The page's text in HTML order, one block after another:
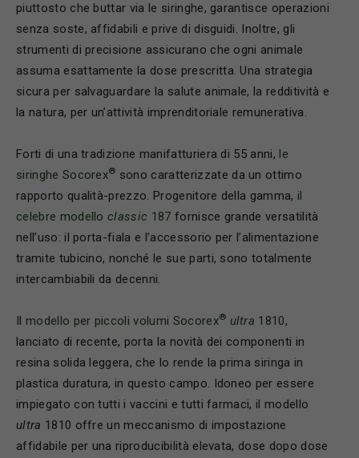
piuttosto che buttar via le siringhe, garantisce operazioni
senza soste, affidabili e prive di disguidi. Inoltre, gli
strumenti di precisione assicurano che ogni animale
assuma esattamente la dose prescritta. Una strategia
sicura per salvaguardare la salute animale, la redditività e
la natura, per un’attività imprenditoriale remunerativa.
Forti di una tradizione manifatturiera di 55 anni,le
siringhe Socorex® sono caratterizzate da un ottimo
rapporto qualità-prezzo. Progenitore della gamma,il
celebre modelloclassic 187 fornisce grande versatilità
nell’uso: il porta-fiala e l’accessorio per l’alimentazione
tramite tubicino, nonché le sue parti, sono totalmente
intercambiabili da decenni.
Il modello per piccoli volumi Socorex® ultra 1810,
lanciato di recente, porta la novità dei componenti in
resina solida leggera, che lo rende la prima siringa in
plastica duratura, in questo campo. Idoneo per essere
impiegato con tutti i vaccini e tutti farmaci, il modello
ultra 1810 offre un meccanismo di impostazione
affidabile per una riproducibilità elevata, dose dopo dose